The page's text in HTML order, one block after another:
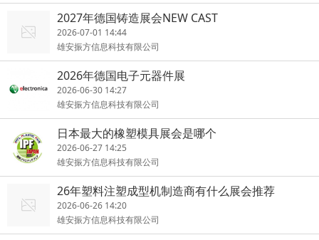
2027年德国铸造展会NEW CAST
2026-07-01 14:44
雄安振方信息科技有限公司
2026年德国电子元器件展
2026-06-30 14:27
雄安振方信息科技有限公司
日本最大的橡塑模具展会是哪个
2026-06-27 14:25
雄安振方信息科技有限公司
26年塑料注塑成型机制造商有什么展会推荐
2026-06-26 14:20
雄安振方信息科技有限公司